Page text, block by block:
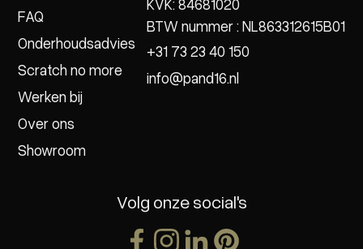
FAQ
Onderhoudsadvies
Scratch no more
Werken bij
Over ons
Showroom
KVK: 84681020
BTW nummer : NL863312615B01
+31 73 23 40 150
info@pand16.nl
Volg onze social's